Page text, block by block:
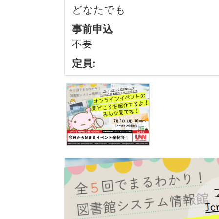
どなたでも
事前申込
不要
定員: